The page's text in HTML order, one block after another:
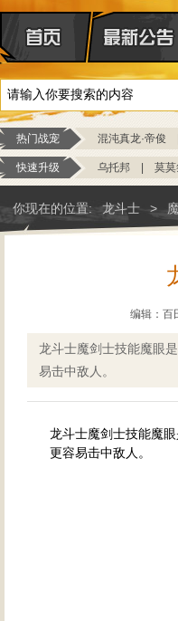
热门战宠 混沌真龙·帝俊
快速升级 乌托邦 莫
你现在的位置: 龙斗士 >
编辑：百
龙斗士魔剑士技能魔眼
易击中敌人。
龙斗士魔剑士技能魔
更容易击中敌人。